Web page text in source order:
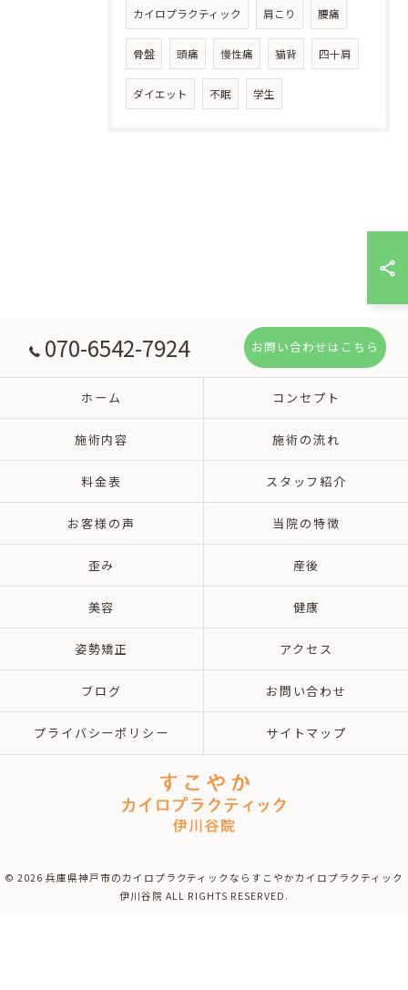
カイロプラクティック 肩こり 腰痛
骨盤 頭痛 慢性痛 猫背 四十肩
ダイエット 不眠 学生
070-6542-7924 お問い合わせはこちら
ホーム コンセプト
施術内容 施術の流れ
料金表 スタッフ紹介
お客様の声 当院の特徴
歪み 産後
美容 健康
姿勢矯正 アクセス
ブログ お問い合わせ
プライバシーポリシー サイトマップ
© 2026 兵庫県神戸市のカイロプラクティックならすこやかカイロプラクティック
伊川谷院 ALL RIGHTS RESERVED.